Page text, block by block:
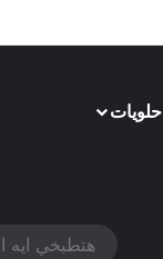
حلويات
الوضع المظلم
الوصفات الأكثر